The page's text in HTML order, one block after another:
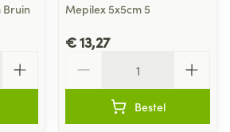
Mepilex 5x5cm 5
€ 13,27
Bestel